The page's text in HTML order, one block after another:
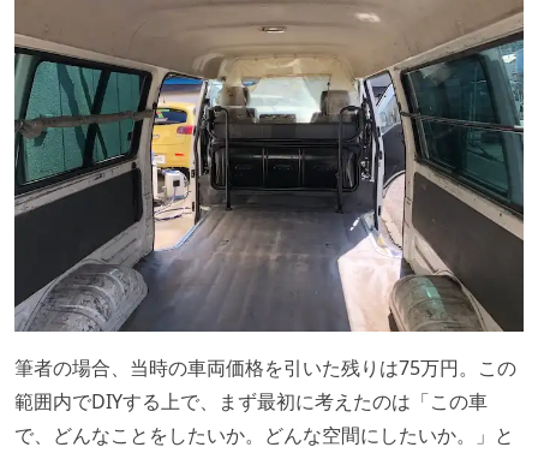
筆者の場合、当時の車両価格を引いた残りは75万円。この
範囲内でDIYする上で、まず最初に考えたのは「この車
で、どんなことをしたいか。どんな空間にしたいか。」と